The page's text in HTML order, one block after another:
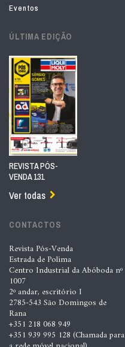
Eventos
ÚLTIMA EDIÇÃO
REVISTA PÓS-
VENDA 131
Ver todas
CONTACTOS
Revista Pós-Venda
Estrada de Polima
Centro Industrial da Abóboda nº
1007
2º andar, escritório I
2785-543 São Domingos de
Rana
+351 218 068 949
+351 939 995 128 (Chamada para